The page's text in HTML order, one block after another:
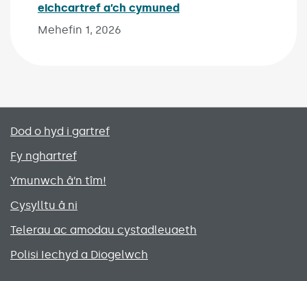
eichcartref a’ch cymuned
Mehefin 1, 2026
Primary footer menu
Dod o hyd i gartref
Fy nghartref
Ymunwch â’n tîm!
Cysylltu â ni
Telerau ac amodau cystadleuaeth
Polisi Iechyd a Diogelwch